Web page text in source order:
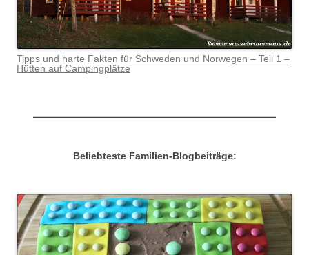
Tipps und harte Fakten für Schweden und Norwegen – Teil 1 –
Hütten auf Campingplätze
Beliebteste Familien-Blogbeiträge: